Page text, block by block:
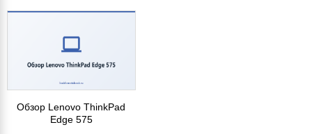
Обзор Lenovo ThinkPad
Edge 575